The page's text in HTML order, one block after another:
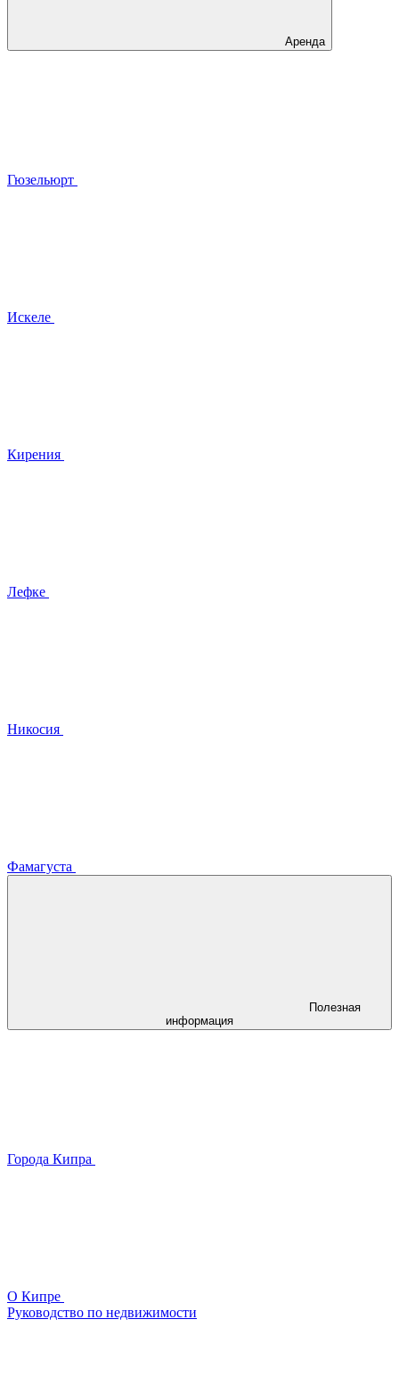
Аренда
Гюзельюрт
Искеле
Кирения
Лефке
Никосия
Фамагуста
Полезная
информация
Города Кипра
О Кипре
Руководство по недвижимости